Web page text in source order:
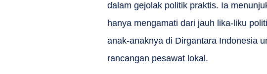
dalam gejolak politik praktis. Ia
hanya mengamati dari jauh lika-liku
anak-anaknya di Dirgantara Indonesia
rancangan pesawat lokal.